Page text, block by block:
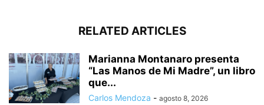
RELATED ARTICLES
Marianna Montanaro presenta
“Las Manos de Mi Madre”, un libro
que...
Carlos Mendoza - agosto 8, 2026